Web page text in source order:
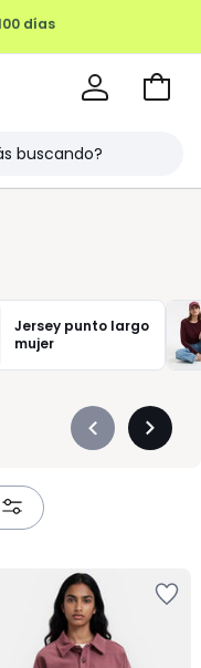
Ir
Jersey punto largo
mujer
Précédent